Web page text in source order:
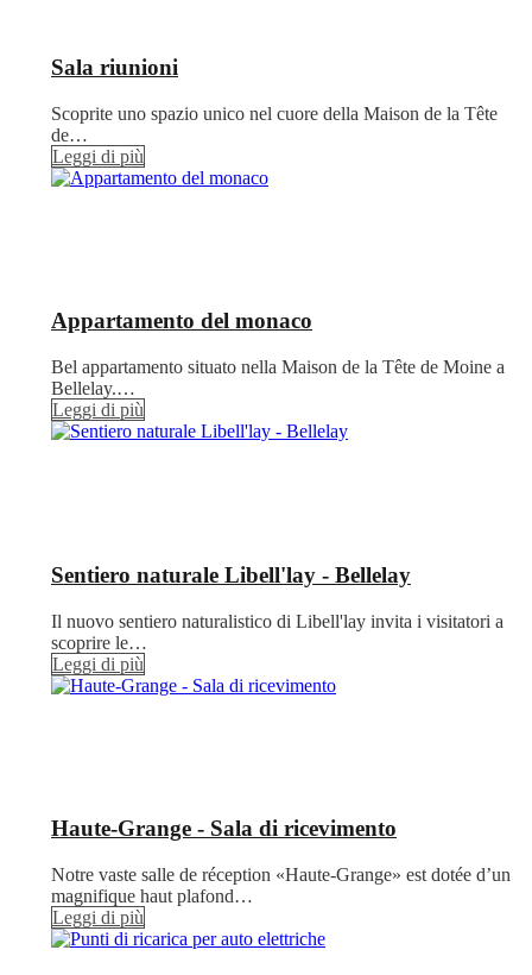
Sala riunioni
Scoprite uno spazio unico nel cuore della Maison de la Tête
de…
Leggi di più
Appartamento del monaco
Bel appartamento situato nella Maison de la Tête de Moine a
Bellelay.…
Leggi di più
Sentiero naturale Libell'lay - Bellelay
Il nuovo sentiero naturalistico di Libell'lay invita i visitatori a
scoprire le…
Leggi di più
Haute-Grange - Sala di ricevimento
Notre vaste salle de réception «Haute-Grange» est dotée d’un
magnifique haut plafond…
Leggi di più